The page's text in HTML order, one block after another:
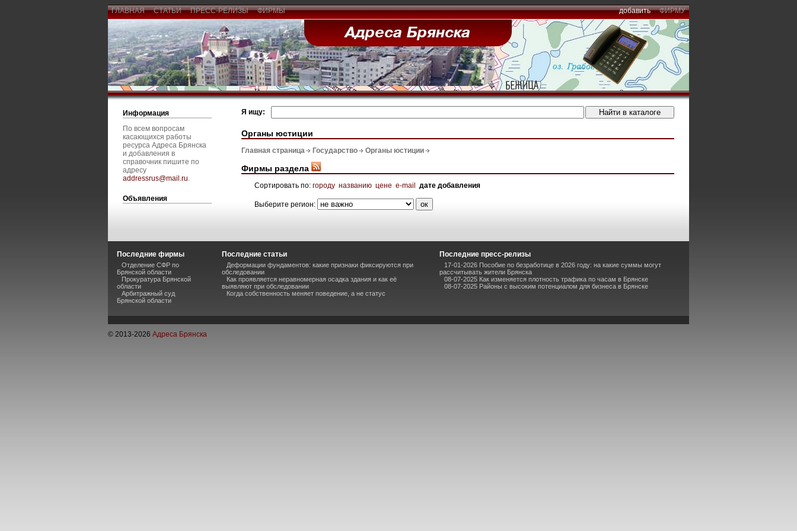
ГЛАВНАЯ СТАТЬИ ПРЕСС-РЕЛИЗЫ ФИРМЫ добавить ФИРМУ
Информация
По всем вопросам
касающихся работы
ресурса Адреса Брянска
и добавления в
справочник пишите по
адресу
addressrus@mail.ru.
Объявления
Я ищу:
Органы юстиции
Главная страница Государство Органы юстиции
Фирмы раздела
Сортировать по: городу названию цене e-mail дате добавления
Выберите регион:
Последние фирмы
Отделение СФР по
Брянской области
Прокуратура Брянской
области
Арбитражный суд
Брянской области
Последние статьи
Деформации фундаментов: какие признаки фиксируются при
обследовании
Как проявляется неравномерная осадка здания и как её
выявляют при обследовании
Когда собственность меняет поведение, а не статус
Последние пресс-релизы
17-01-2026 Пособие по безработице в 2026 году: на какие суммы могут
рассчитывать жители Брянска
08-07-2025 Как изменяется плотность трафика по часам в Брянске
08-07-2025 Районы с высоким потенциалом для бизнеса в Брянске
© 2013-2026 Адреса Брянска